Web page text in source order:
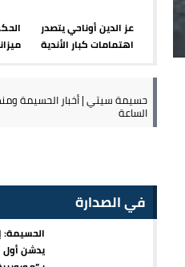
عز الدين أوناحي يتصدر
اهتمامات كبار الأندية
حسيمة سيتي | أخبار الحسيمة
الساعة
في الصدارة
الحسيمة:
يدشن أول